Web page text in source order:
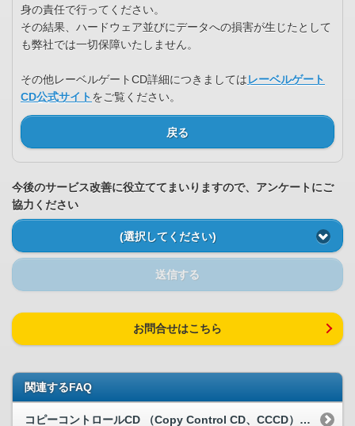
身の責任で行ってください。
その結果、ハードウェア並びにデータへの損害が生じたとして
も弊社では一切保障いたしません。
その他レーベルゲートCD詳細につきましてはレーベルゲート
CD公式サイトをご覧ください。
戻る
今後のサービス改善に役立ててまいりますので、アンケートにご
協力ください
(選択してください)
送信する
お問合せはこちら
関連するFAQ
コピーコントロールCD （Copy Control CD、CCCD）とはど...